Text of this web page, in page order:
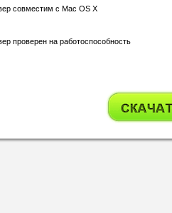
совместим с Mac OS X
проверен на работоспособность